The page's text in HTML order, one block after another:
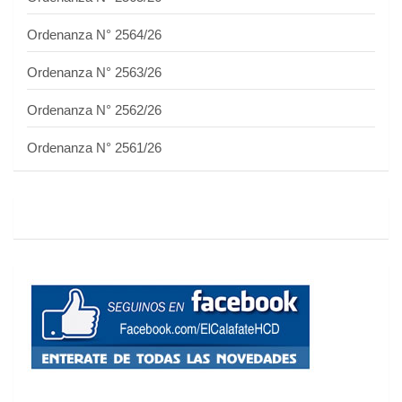
Ordenanza N° 2564/26
Ordenanza N° 2563/26
Ordenanza N° 2562/26
Ordenanza N° 2561/26